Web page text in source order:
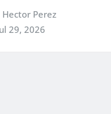
Hector Perez
29, 2026